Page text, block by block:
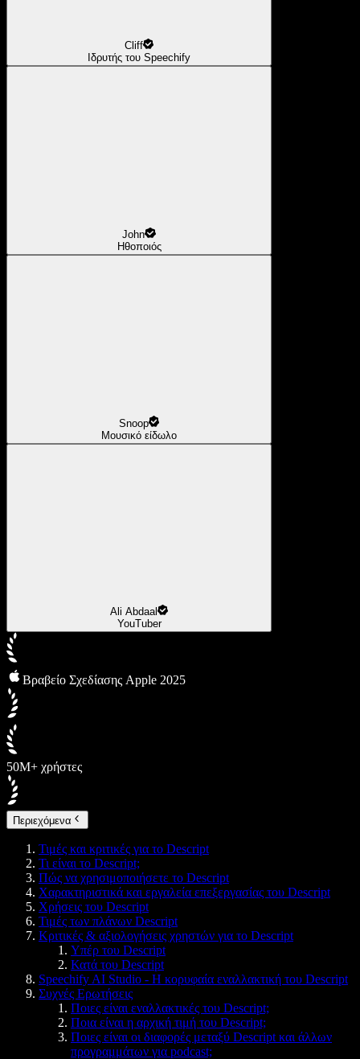
Cliff
Ιδρυτής του Speechify
John
Ηθοποιός
Snoop
Μουσικό είδωλο
Ali Abdaal
YouTuber
Βραβείο Σχεδίασης Apple 2025
50M+ χρήστες
Περιεχόμενα
Τιμές και κριτικές για το Descript
Τι είναι το Descript;
Πώς να χρησιμοποιήσετε το Descript
Χαρακτηριστικά και εργαλεία επεξεργασίας του Descript
Χρήσεις του Descript
Τιμές των πλάνων Descript
Κριτικές & αξιολογήσεις χρηστών για το Descript
Υπέρ του Descript
Κατά του Descript
Speechify AI Studio - Η κορυφαία εναλλακτική του Descript
Συχνές Ερωτήσεις
Ποιες είναι εναλλακτικές του Descript;
Ποια είναι η αρχική τιμή του Descript;
Ποιες είναι οι διαφορές μεταξύ Descript και άλλων
προγραμμάτων για podcast;